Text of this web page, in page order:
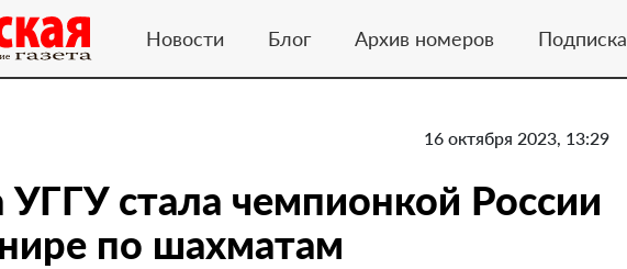
Новости Блог Архив номеров Подписка
16 октября 2023, 13:29
УГГУ стала чемпионкой России
по шахматам